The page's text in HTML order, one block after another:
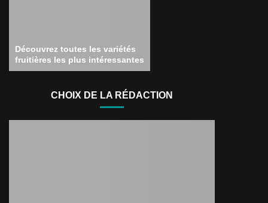
Découvrez toutes les variétés
fruitières les plus intéressantes
CHOIX DE LA RÉDACTION